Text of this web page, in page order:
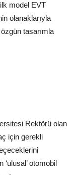
ilk model EVT
olanaklarıyla
tasarımla
Rektörü olan
için gerekli
‘ulusal’ otomobil